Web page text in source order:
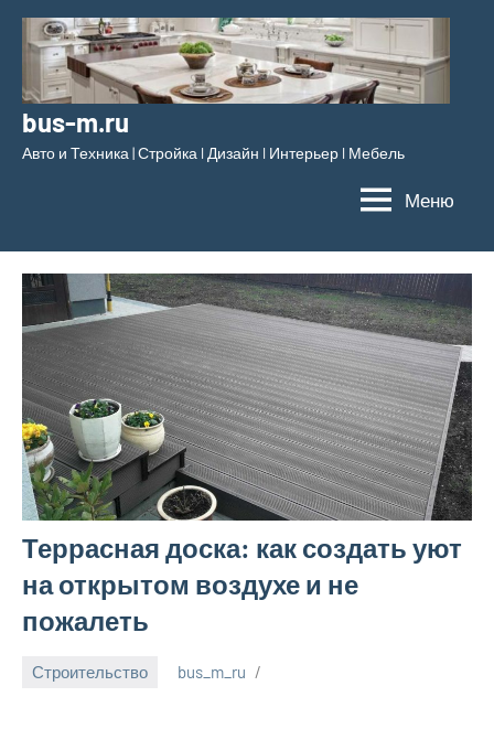
Перейти
содержимому
bus-m.ru
Авто и Техника | Стройка l Дизайн l Интерьер l Мебель
Меню
Террасная доска: как создать уют
на открытом воздухе и не
пожалеть
Строительство bus_m_ru